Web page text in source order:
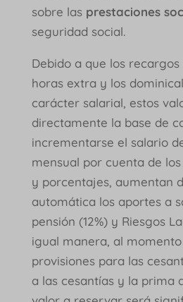
sobre las prestaciones
seguridad social.
Debido a que los
horas extra y los
carácter salarial, estos
directamente la base de
incrementarse el salario
mensual por cuenta de
y porcentajes, aumentan
automática los aportes a
pensión (12%) y Riesgos
igual manera, al
provisiones para las
a las cesantías y la prima